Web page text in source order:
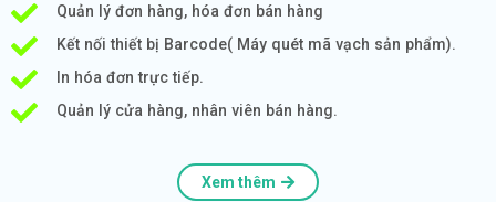
Quản lý đơn hàng, hóa đơn bán hàng
Kết nối thiết bị Barcode( Máy quét mã vạch sản phẩm).
In hóa đơn trực tiếp.
Quản lý cửa hàng, nhân viên bán hàng.
Xem thêm